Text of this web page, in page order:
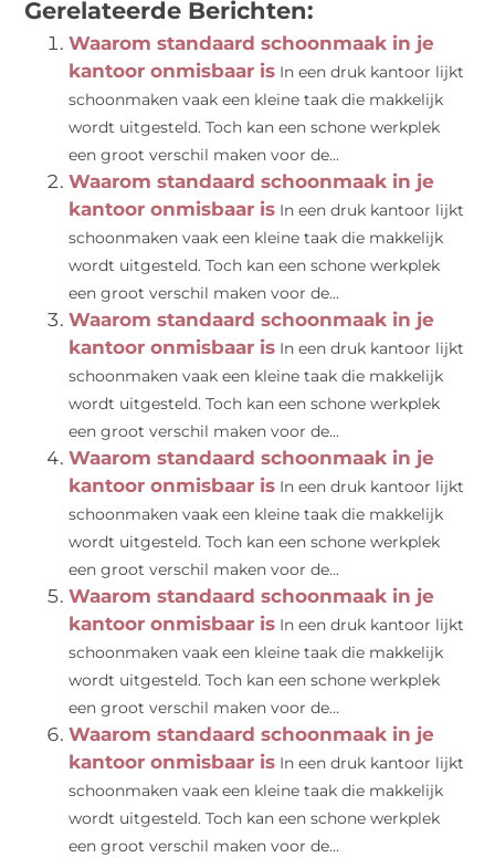
Gerelateerde Berichten:
Waarom standaard schoonmaak in je
kantoor onmisbaar is In een druk kantoor lijkt
schoonmaken vaak een kleine taak die makkelijk
wordt uitgesteld. Toch kan een schone werkplek
een groot verschil maken voor de...
Waarom standaard schoonmaak in je
kantoor onmisbaar is In een druk kantoor lijkt
schoonmaken vaak een kleine taak die makkelijk
wordt uitgesteld. Toch kan een schone werkplek
een groot verschil maken voor de...
Waarom standaard schoonmaak in je
kantoor onmisbaar is In een druk kantoor lijkt
schoonmaken vaak een kleine taak die makkelijk
wordt uitgesteld. Toch kan een schone werkplek
een groot verschil maken voor de...
Waarom standaard schoonmaak in je
kantoor onmisbaar is In een druk kantoor lijkt
schoonmaken vaak een kleine taak die makkelijk
wordt uitgesteld. Toch kan een schone werkplek
een groot verschil maken voor de...
Waarom standaard schoonmaak in je
kantoor onmisbaar is In een druk kantoor lijkt
schoonmaken vaak een kleine taak die makkelijk
wordt uitgesteld. Toch kan een schone werkplek
een groot verschil maken voor de...
Waarom standaard schoonmaak in je
kantoor onmisbaar is In een druk kantoor lijkt
schoonmaken vaak een kleine taak die makkelijk
wordt uitgesteld. Toch kan een schone werkplek
een groot verschil maken voor de...